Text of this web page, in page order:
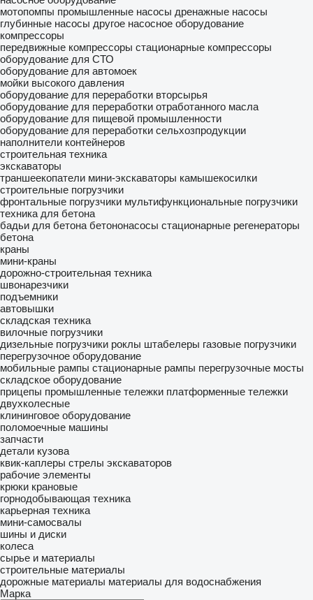
мотопомпы промышленные насосы дренажные насосы
глубинные насосы другое насосное оборудование
компрессоры
передвижные компрессоры стационарные компрессоры
оборудование для СТО
оборудование для автомоек
мойки высокого давления
оборудование для переработки вторсырья
оборудование для переработки отработанного масла
оборудование для пищевой промышленности
оборудование для переработки сельхозпродукции
наполнители контейнеров
строительная техника
экскаваторы
траншеекопатели мини-экскаваторы камышекосилки
строительные погрузчики
фронтальные погрузчики мультифункциональные погрузчики
техника для бетона
бадьи для бетона бетононасосы стационарные регенераторы
бетона
краны
мини-краны
дорожно-строительная техника
швонарезчики
подъемники
автовышки
складская техника
вилочные погрузчики
дизельные погрузчики роклы штабелеры газовые погрузчики
перегрузочное оборудование
мобильные рампы стационарные рампы перегрузочные мосты
складское оборудование
прицепы промышленные тележки платформенные тележки
двухколесные
клининговое оборудование
поломоечные машины
запчасти
детали кузова
квик-каплеры стрелы экскаваторов
рабочие элементы
крюки крановые
горнодобывающая техника
карьерная техника
мини-самосвалы
шины и диски
колеса
сырье и материалы
строительные материалы
дорожные материалы материалы для водоснабжения
Марка